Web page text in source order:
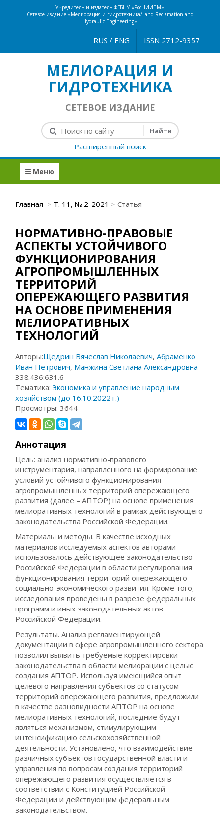
Учредитель и издатель ФГБНУ «РосНИИПМ»
Сетевое издание «Мелиорация и гидротехника/Land Reclamation and
Hydraulic Engineering»
ISSN 2712-9357
RUS / ENG
МЕЛИОРАЦИЯ И
ГИДРОТЕХНИКА
СЕТЕВОЕ ИЗДАНИЕ
Расширенный поиск
Меню
Главная Т. 11, № 2-2021 Статья
НОРМАТИВНО-ПРАВОВЫЕ
АСПЕКТЫ УСТОЙЧИВОГО
ФУНКЦИОНИРОВАНИЯ
АГРОПРОМЫШЛЕННЫХ
ТЕРРИТОРИЙ
ОПЕРЕЖАЮЩЕГО РАЗВИТИЯ
НА ОСНОВЕ ПРИМЕНЕНИЯ
МЕЛИОРАТИВНЫХ
ТЕХНОЛОГИЙ
Авторы:Щедрин Вячеслав Николаевич,Абраменко
Иван Петрович, Манжина Светлана Александровна
338.436:631.6
Тематика:Экономика и управление народным
хозяйством (до 16.10.2022 г.)
Просмотры:3644
Аннотация
Цель: анализ нормативно-правового
инструментария, направленного на формирование
условий устойчивого функционирования
агропромышленных территорий опережающего
развития (далее – АПТОР) на основе применения
мелиоративных технологий в рамках действующего
законодательства Российской Федерации.
Материалы и методы. В качестве исходных
материалов исследуемых аспектов авторами
использовалось действующее законодательство
Российской Федерации в области регулирования
функционирования территорий опережающего
социально-экономического развития. Кроме того,
исследования проведены в разрезе федеральных
программ и иных законодательных актов
Российской Федерации.
Результаты. Анализ регламентирующей
документации в сфере агропромышленного сектора
позволил выявить требуемые корректировки
законодательства в области мелиорации с целью
создания АПТОР. Используя имеющийся опыт
целевого направления субъектов со статусом
территорий опережающего развития, предложили
в качестве разновидности АПТОР на основе
мелиоративных технологий, последние будут
являться механизмом, стимулирующим
интенсификацию сельскохозяйственной
деятельности. Установлено, что взаимодействие
различных субъектов государственной власти и
управления по вопросам создания территорий
опережающего развития осуществляется в
соответствии с Конституцией Российской
Федерации и действующим федеральным
законодательством.